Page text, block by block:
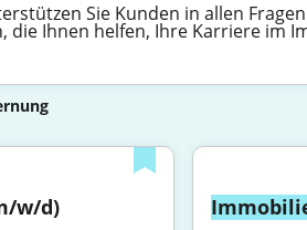
Sie Kunden in allen
die Ihnen helfen, Ihre Karriere im
w/d)